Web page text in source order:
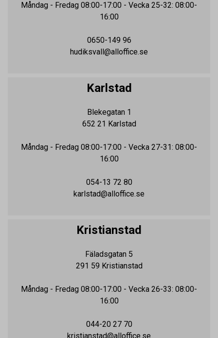
Måndag - Fredag 08:00-17:00 - Vecka 25-32: 08:00-
16:00
0650-149 96
hudiksvall@alloffice.se
Karlstad
Blekegatan 1
652 21 Karlstad
Måndag - Fredag 08:00-17:00 - Vecka 27-31: 08:00-
16:00
054-13 72 80
karlstad@alloffice.se
Kristianstad
Fäladsgatan 5
291 59 Kristianstad
Måndag - Fredag 08:00-17:00 - Vecka 26-33: 08:00-
16:00
044-20 27 70
kristianstad@alloffice.se